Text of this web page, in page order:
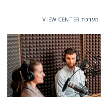
מערכת VIEW CENTER